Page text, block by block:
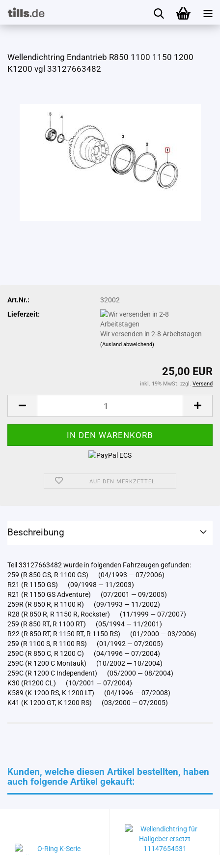
Wel­len­dicht­ring End­an­trieb R850 1100 1150 1200
K1200 vgl 33127663482
Art.Nr.:
32002
Lieferzeit:
Wir versenden in 2-8 Arbeitstagen
(Ausland abweichend)
25,00 EUR
inkl. 19% MwSt. zzgl. Versand
AUF DEN MERKZETTEL
Beschreibung
Teil 33127663482 wurde in folgenden Fahrzeugen gefunden:
259 (R 850 GS, R 1100 GS) (04/1993 — 07/2006)
R21 (R 1150 GS) (09/1998 — 11/2003)
R21 (R 1150 GS Adventure) (07/2001 — 09/2005)
259R (R 850 R, R 1100 R) (09/1993 — 11/2002)
R28 (R 850 R, R 1150 R, Rockster) (11/1999 — 07/2007)
259 (R 850 RT, R 1100 RT) (05/1994 — 11/2001)
R22 (R 850 RT, R 1150 RT, R 1150 RS) (01/2000 — 03/2006)
259 (R 1100 S, R 1100 RS) (01/1992 — 07/2005)
259C (R 850 C, R 1200 C) (04/1996 — 07/2004)
259C (R 1200 C Montauk) (10/2002 — 10/2004)
259C (R 1200 C Independent) (05/2000 — 08/2004)
K30 (R1200 CL) (10/2001 — 07/2004)
K589 (K 1200 RS, K 1200 LT) (04/1996 — 07/2008)
K41 (K 1200 GT, K 1200 RS) (03/2000 — 07/2005)
Kunden, welche diesen Artikel bestellten, haben
auch folgende Artikel gekauft: